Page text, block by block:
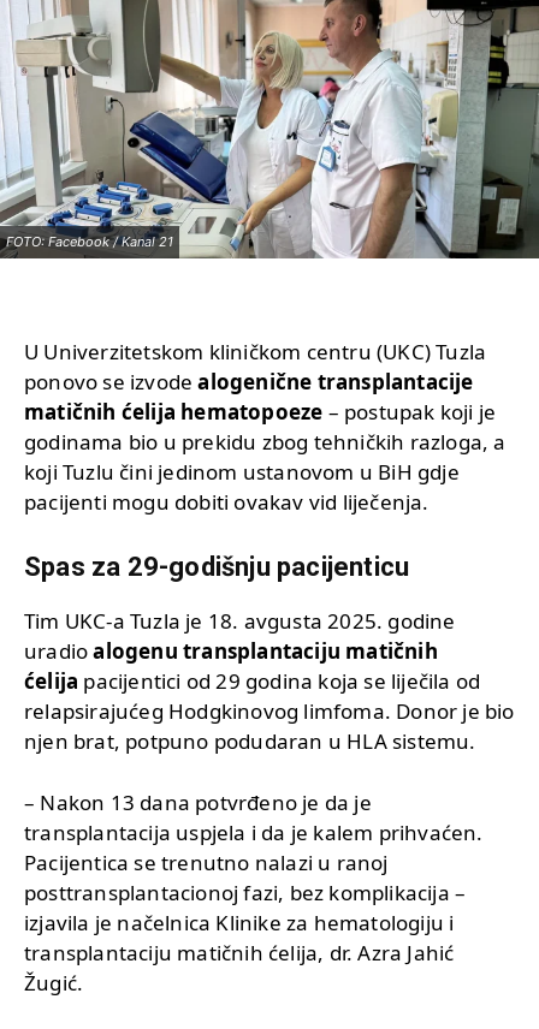
FOTO: Facebook / Kanal 21
U Univerzitetskom kliničkom centru (UKC) Tuzla
ponovo se izvodealogenične transplantacije
matičnih ćelija hematopoeze – postupak koji je
godinama bio u prekidu zbog tehničkih razloga, a
koji Tuzlu čini jedinom ustanovom u BiH gdje
pacijenti mogu dobiti ovakav vid liječenja.
Spas za 29-godišnju pacijenticu
Tim UKC-a Tuzla je 18. avgusta 2025. godine
uradioalogenu transplantaciju matičnih
ćelija pacijentici od 29 godina koja se liječila od
relapsirajućeg Hodgkinovog limfoma. Donor je bio
njen brat, potpuno podudaran u HLA sistemu.
– Nakon 13 dana potvrđeno je da je
transplantacija uspjela i da je kalem prihvaćen.
Pacijentica se trenutno nalazi u ranoj
posttransplantacionoj fazi, bez komplikacija –
izjavila je načelnica Klinike za hematologiju i
transplantaciju matičnih ćelija, dr. Azra Jahić
Žugić.